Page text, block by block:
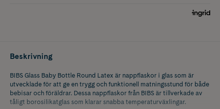
Beskrivning
BIBS Glass Baby Bottle Round Latex är nappflaskor i glas som är
utvecklade för att ge en trygg och funktionell matningsstund för både
bebisar och föräldrar. Dessa nappflaskor från BIBS är tillverkade av
tåligt borosilikatglas som klarar snabba temperaturväxlingar.